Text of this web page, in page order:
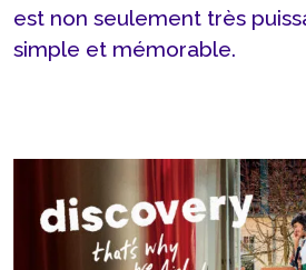
est non seulement très
simple et mémorable.